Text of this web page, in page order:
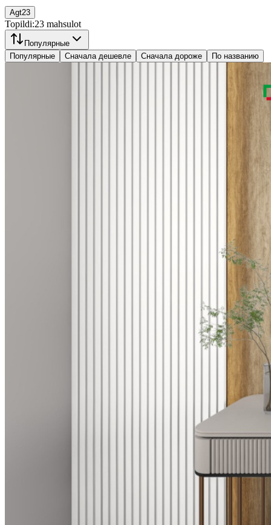
Agt23
Topildi:23 mahsulot
Популярные
Популярные
Сначала дешевле Сначала дороже По названию